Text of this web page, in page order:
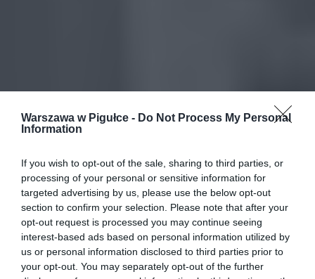
Warszawa w Pigułce - Do Not Process My Personal
Information
If you wish to opt-out of the sale, sharing to third parties, or
processing of your personal or sensitive information for
targeted advertising by us, please use the below opt-out
section to confirm your selection. Please note that after your
opt-out request is processed you may continue seeing
interest-based ads based on personal information utilized by
us or personal information disclosed to third parties prior to
your opt-out. You may separately opt-out of the further